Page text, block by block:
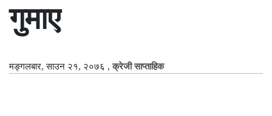
गुमाए
मङ्गलबार, साउन २१, २०७६ ,क्रेजी साप्ताहिक